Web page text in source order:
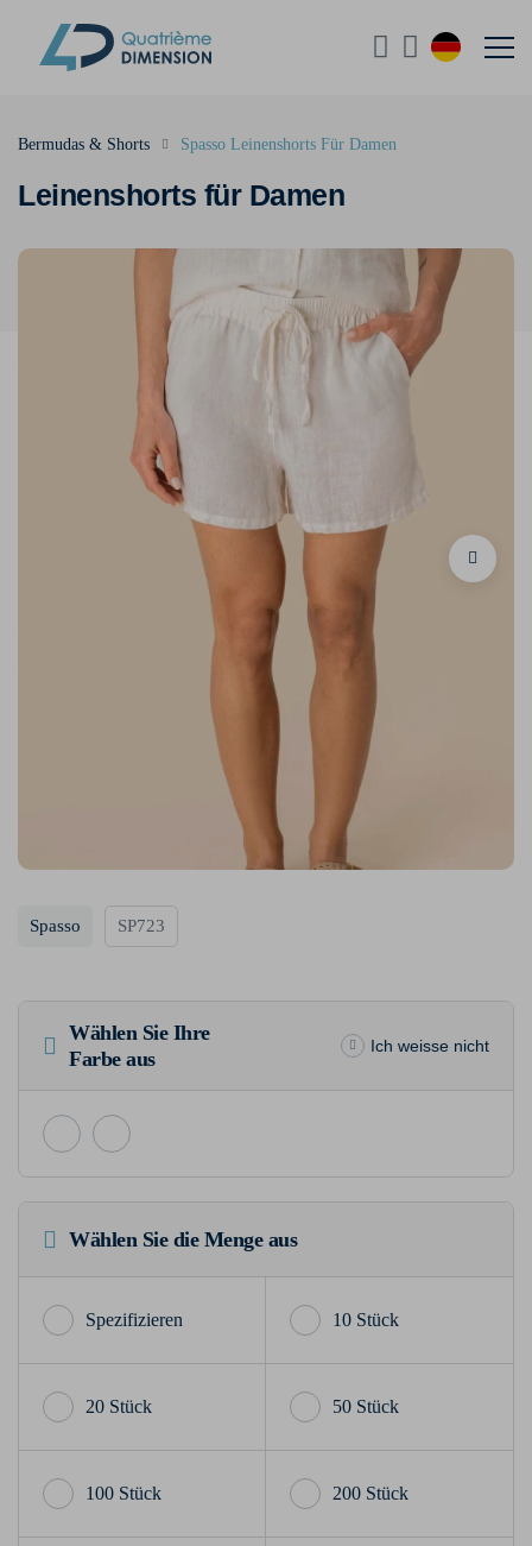
Leinenshorts für Damen
Bermudas & Shorts Spasso Leinenshorts Für Damen
Spasso SP723
Wählen Sie Ihre
Farbe aus
Ich weisse nicht
Wählen Sie die Menge aus
10 Stück
20 Stück 50 Stück
100 Stück 200 Stück